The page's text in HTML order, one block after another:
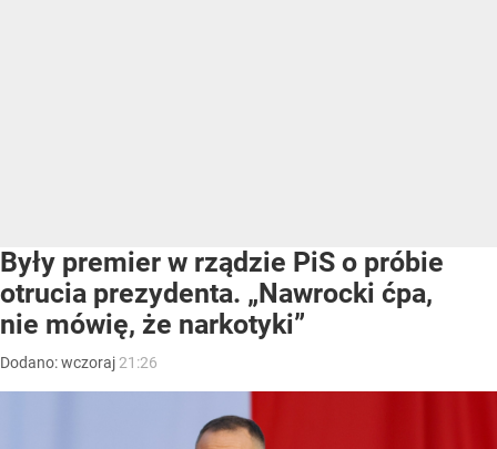
Były premier w rządzie PiS o próbie
otrucia prezydenta. „Nawrocki ćpa,
nie mówię, że narkotyki”
Dodano:wczoraj 21:26